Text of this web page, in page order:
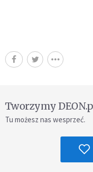
Tworzymy
Tu możesz nas wesprzeć.